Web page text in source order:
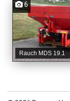
6
Rauch MDS 19.1